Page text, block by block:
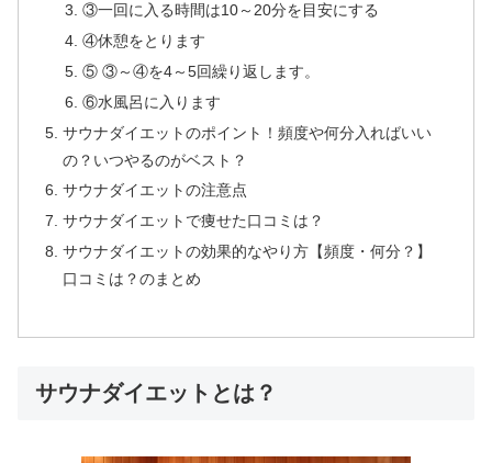
③一回に入る時間は10～20分を目安にする
④休憩をとります
⑤ ③～④を4～5回繰り返します。
⑥水風呂に入ります
サウナダイエットのポイント！頻度や何分入ればいい
の？いつやるのがベスト？
サウナダイエットの注意点
サウナダイエットで痩せた口コミは？
サウナダイエットの効果的なやり方【頻度・何分？】
口コミは？のまとめ
サウナダイエットとは？